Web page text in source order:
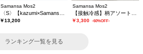
Samansa Mos2
￥13,200
Samansa Mos2
￥3,300 -60%OFF-
ランキング一覧を見る